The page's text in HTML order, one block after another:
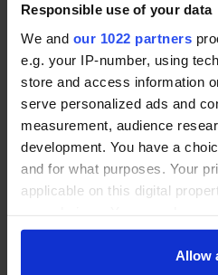
Responsible use of your data
We and our 1022 partners
e.g. your IP-number, using
store and access information
serve personalized ads and
measurement, audience
development. You have a
and for what purposes. Your
applicable on this digital
any time from the Cookie
Allow
Ich bin Kunde/
stimme den
BEWERTUNG ABGEBEN
Angebots-Service